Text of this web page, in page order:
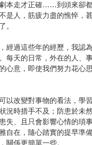
本走才正確……到頭來卻
是人，筋疲力盡的憔悴，
。
經過這些年的經歷，我認
每天的日常，外在的人、
心意，即使我們努力花心
以改變對事物的看法，學
況時措手不及；防患於未
失、且只會影響心情的瑣
自在，隨心踏實的提早準
關係更簡單一些。